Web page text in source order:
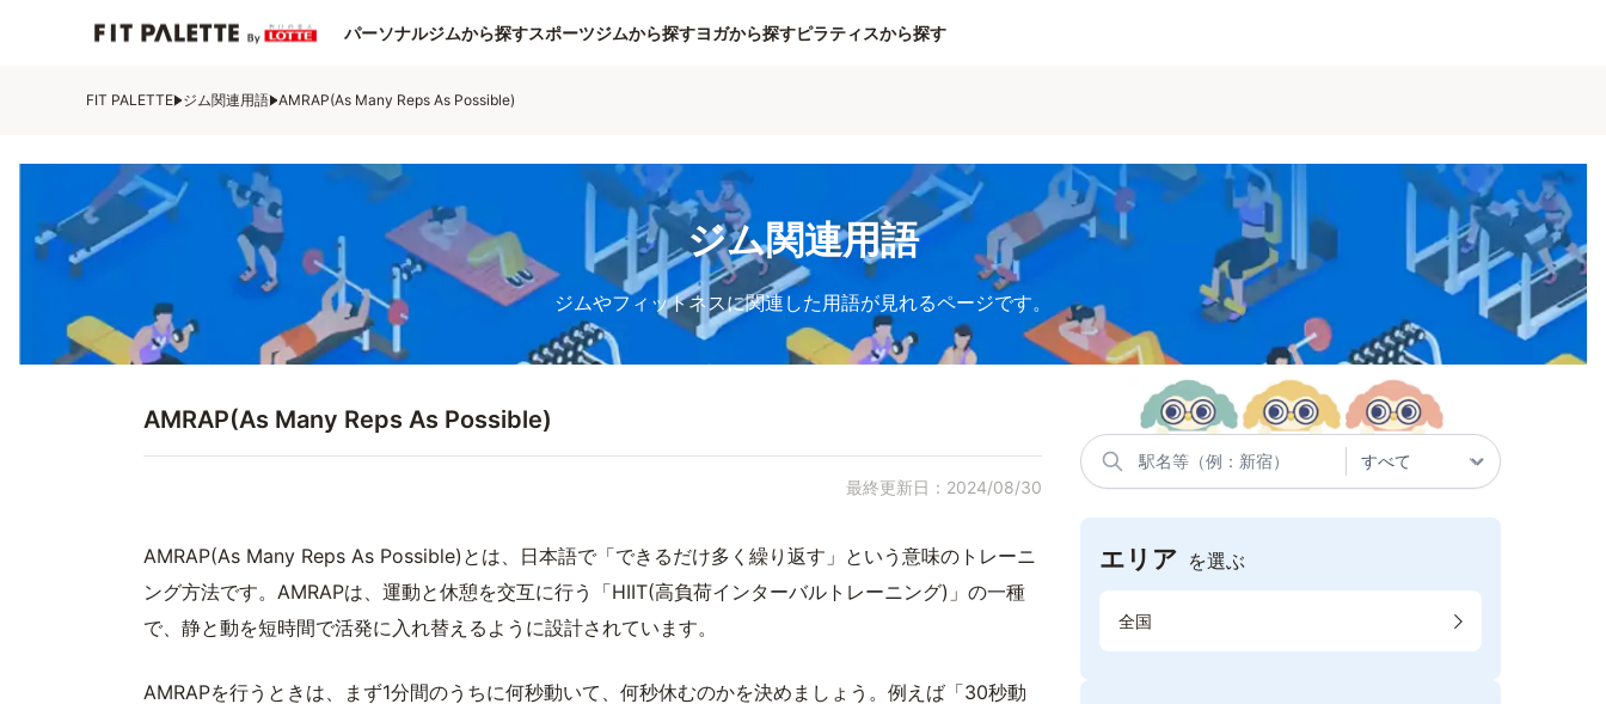
パーソナルジムから探すスポーツジムから探すヨガから探すピラティスから探す
FIT PALETTE ジム関連用語 AMRAP(As Many Reps As Possible)
ジム関連用語
ジムやフィットネスに関連した用語が見れるページです。
AMRAP(As Many Reps As Possible)
最終更新日：2024/08/30
AMRAP(As Many Reps As Possible)とは、日本語で「できるだけ多く繰り返す」という意味のトレーニ
ング方法です。AMRAPは、運動と休憩を交互に行う「HIIT(高負荷インターバルトレーニング)」の一種
で、静と動を短時間で活発に入れ替えるように設計されています。
AMRAPを行うときは、まず1分間のうちに何秒動いて、何秒休むのかを決めましょう。例えば「30秒動
エリア を選ぶ
全国